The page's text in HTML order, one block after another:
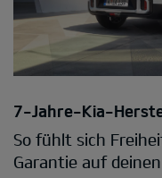
7-Jahre-Kia-
So fühlt sich
Garantie auf